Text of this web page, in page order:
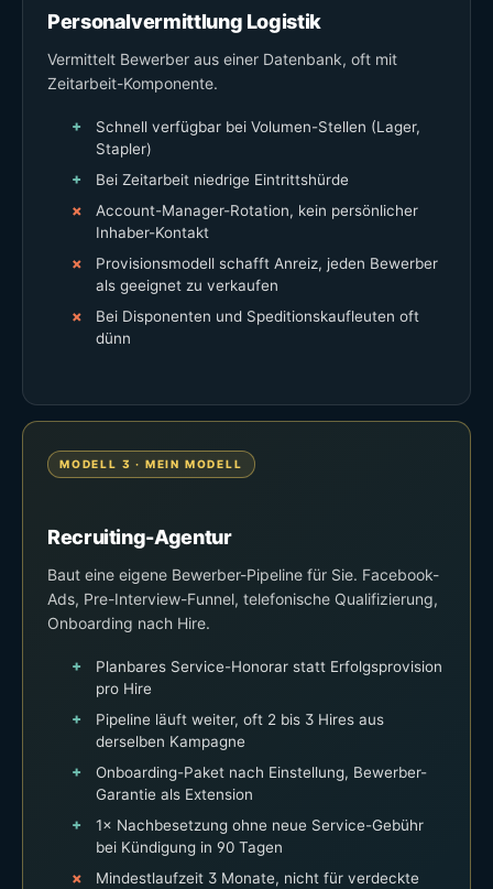
Personalvermittlung Logistik
Vermittelt Bewerber aus einer Datenbank, oft mit
Zeitarbeit-Komponente.
Schnell verfügbar bei Volumen-Stellen (Lager,
Stapler)
Bei Zeitarbeit niedrige Eintrittshürde
Account-Manager-Rotation, kein persönlicher
Inhaber-Kontakt
Provisionsmodell schafft Anreiz, jeden Bewerber
als geeignet zu verkaufen
Bei Disponenten und Speditionskaufleuten oft
dünn
MODELL 3 · MEIN MODELL
Recruiting-Agentur
Baut eine eigene Bewerber-Pipeline für Sie. Facebook-
Ads, Pre-Interview-Funnel, telefonische Qualifizierung,
Onboarding nach Hire.
Planbares Service-Honorar statt Erfolgsprovision
pro Hire
Pipeline läuft weiter, oft 2 bis 3 Hires aus
derselben Kampagne
Onboarding-Paket nach Einstellung, Bewerber-
Garantie als Extension
1× Nachbesetzung ohne neue Service-Gebühr
bei Kündigung in 90 Tagen
Mindestlaufzeit 3 Monate, nicht für verdeckte